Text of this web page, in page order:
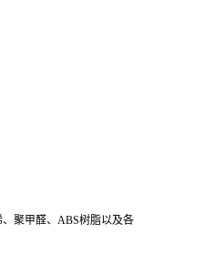
聚甲醛、ABS树脂以及各